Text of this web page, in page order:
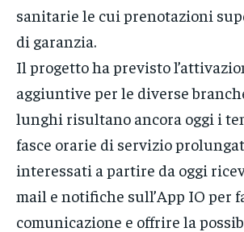
sanitarie le cui prenotazioni
di garanzia.
Il progetto ha previsto
aggiuntive per le diverse
lunghi risultano ancora oggi i
fasce orarie di servizio
interessati a partire da oggi
mail e notifiche sull’App IO per
comunicazione e offrire la